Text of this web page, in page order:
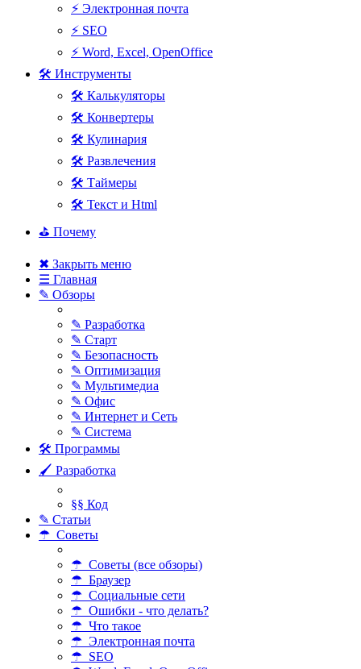
⚡ Электронная почта
⚡ SEO
⚡ Word, Excel, OpenOffice
🛠 Инструменты
🛠 Калькуляторы
🛠 Конвертеры
🛠 Кулинария
🛠 Развлечения
🛠 Таймеры
🛠 Текст и Html
⛳ Почему
✖ Закрыть меню
☰ Главная
✎ Обзоры
✎ Разработка
✎ Старт
✎ Безопасность
✎ Оптимизация
✎ Мультимедиа
✎ Офис
✎ Интернет и Сеть
✎ Система
🛠 Программы
🖌 Разработка
§§ Код
✎ Статьи
☂ Советы
☂ Советы (все обзоры)
☂ Браузер
☂ Социальные сети
☂ Ошибки - что делать?
☂ Что такое
☂ Электронная почта
☂ SEO